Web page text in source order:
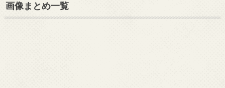
画像まとめ一覧